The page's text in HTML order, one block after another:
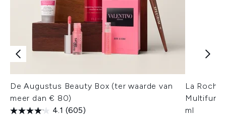
De Augustus Beauty Box (ter waarde van
meer dan € 80)
4.1 (605)
La
ml